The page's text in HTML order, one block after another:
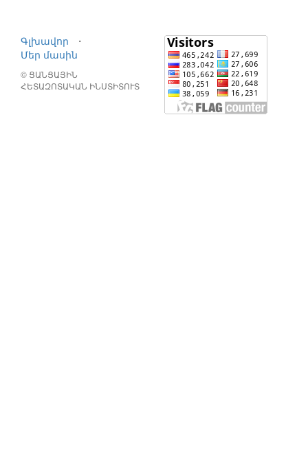
Գլխավոր
⋅
Մեր մասին
© ՑԱՆՑԱՅԻՆ
ՀԵՏԱԶՈՏԱԿԱՆ ԻՆՍՏԻՏՈՒՏ